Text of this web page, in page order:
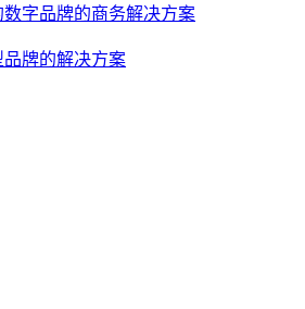
字品牌的商务解决方案
牌的解决方案